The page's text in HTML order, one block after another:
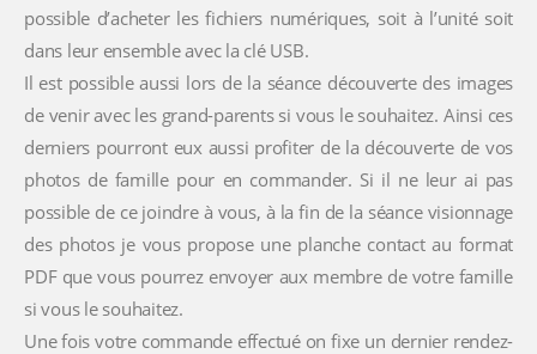
possible d’acheter les fichiers numériques, soit à l’unité soit
dans leur ensemble avec la clé USB.
Il est possible aussi lors de la séance découverte des images
de venir avec les grand-parents si vous le souhaitez. Ainsi ces
derniers pourront eux aussi profiter de la découverte de vos
photos de famille pour en commander. Si il ne leur ai pas
possible de ce joindre à vous, à la fin de la séance visionnage
des photos je vous propose une planche contact au format
PDF que vous pourrez envoyer aux membre de votre famille
si vous le souhaitez.
Une fois votre commande effectué on fixe un dernier rendez-